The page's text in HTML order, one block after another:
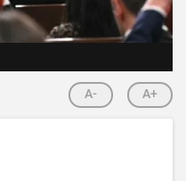
A- A+